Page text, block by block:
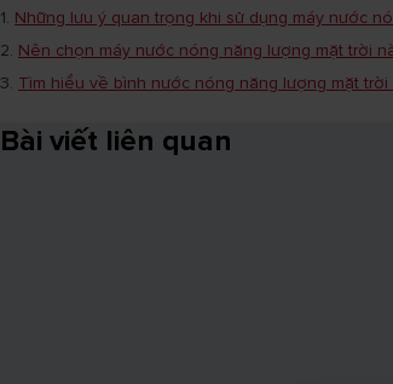
1. Những lưu ý quan trọng khi sử dụng máy nước
2. Nên chọn máy nước nóng năng lượng mặt trời
3. Tìm hiểu về bình nước nóng năng lượng mặt
Bài viết liên quan